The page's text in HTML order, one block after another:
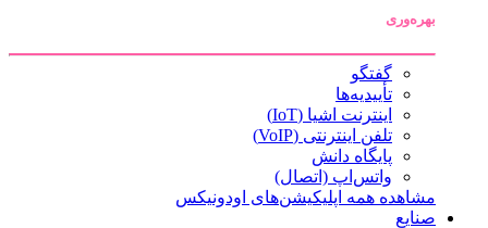
بهره‌وری
گفتگو
تأییدیه‌ها
اینترنت اشیا (IoT)
تلفن اینترنتی (VoIP)
پایگاه دانش
واتس‌اپ (اتصال)
مشاهده همه اپلیکیشن‌های اودونیکس
صنایع